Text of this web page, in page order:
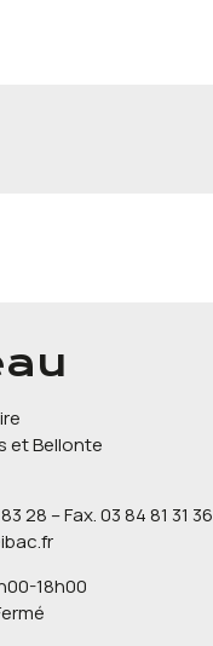
et Bellonte
28 – Fax. 03 84 81 31 36
18h00